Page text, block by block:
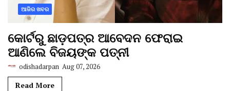
ଆଜିର ଖବର
କୋର୍ଟରୁ ଛାଡ଼ପତ୍ର ଆବେଦନ ଫେରାଇ
ଆଣିଲେ ବିଜୟଙ୍କ ପତ୍ନୀ
odishadarpan Aug 07, 2026
Read More